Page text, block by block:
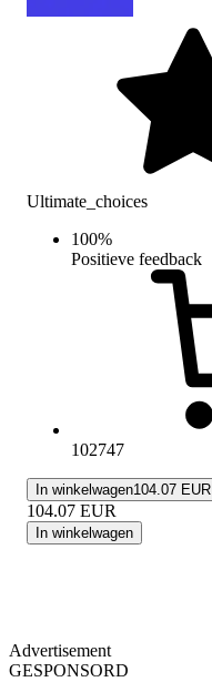
Ultimate_choices
100%
Positieve feedback
102747
In winkelwagen104.07 EUR
104.07 EUR
In winkelwagen
Advertisement
GESPONSORD